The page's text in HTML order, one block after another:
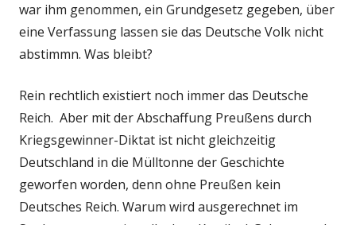
war ihm genommen, ein Grundgesetz gegeben, über
eine Verfassung lassen sie das Deutsche Volk nicht
abstimmn. Was bleibt?
Rein rechtlich existiert noch immer das Deutsche
Reich. Aber mit der Abschaffung Preußens durch
Kriegsgewinner-Diktat ist nicht gleichzeitig
Deutschland in die Mülltonne der Geschichte
geworfen worden, denn ohne Preußen kein
Deutsches Reich. Warum wird ausgerechnet im